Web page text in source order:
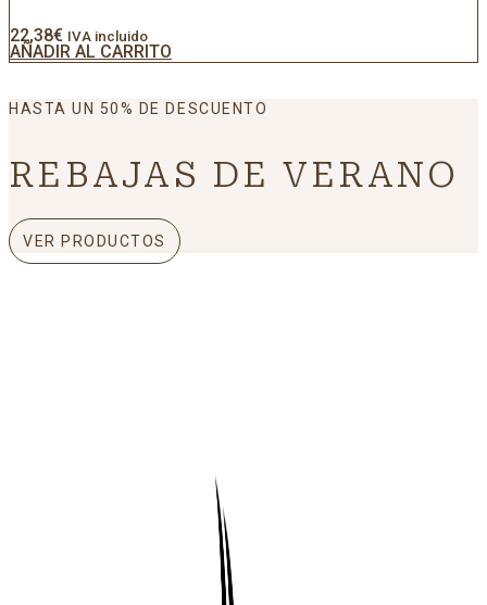
22,38€ IVA incluido
AÑADIR AL CARRITO
HASTA UN 50% DE DESCUENTO
REBAJAS DE VERANO
VER PRODUCTOS